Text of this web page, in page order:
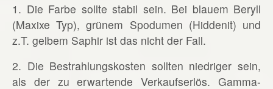
1. Die Farbe sollte stabil sein. Bei blauem Beryll
(Maxixe Typ), grünem Spodumen (Hiddenit) und
z.T. gelbem Saphir ist das nicht der Fall.
2. Die Bestrahlungskosten sollten niedriger sein,
als der zu erwartende Verkaufserlös. Gamma-